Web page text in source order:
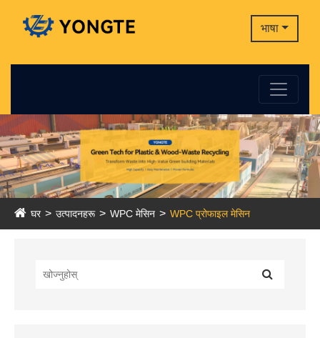
भाषा
घर उत्पादनहरू WPC मेसिन WPC प्रोफाइल मेसिन